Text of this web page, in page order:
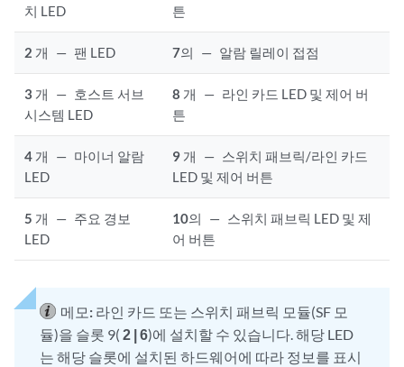
치 LED
튼
2 개 — 팬 LED 7의 — 알람 릴레이 접점
3 개 — 호스트 서브
시스템 LED
8 개 — 라인 카드 LED 및 제어 버
튼
4 개 — 마이너 알람
LED
9 개 — 스위치 패브릭/라인 카드
LED 및 제어 버튼
5 개 — 주요 경보
LED
10의 — 스위치 패브릭 LED 및 제
어 버튼
메모: 라인 카드 또는 스위치 패브릭 모듈(SF 모
듈)을 슬롯 9( 2 | 6)에 설치할 수 있습니다. 해당 LED
는 해당 슬롯에 설치된 하드웨어에 따라 정보를 표시